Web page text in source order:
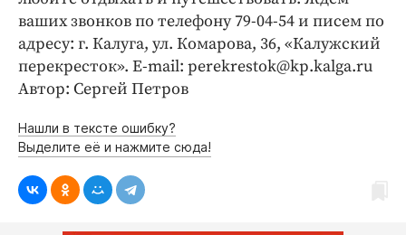
ваших звонков по телефону 79-04-54 и писем по
адресу: г. Калуга, ул. Комарова, 36, «Калужский
перекресток». E-mail: perekrestok@kp.kalga.ru
Автор: Сергей Петров
Нашли в тексте ошибку?
Выделите её и нажмите сюда!